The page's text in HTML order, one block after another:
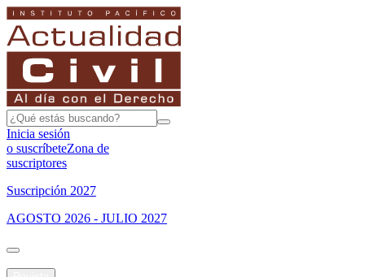
Inicia sesión
o suscríbeteZona de
suscriptores
Suscripción 2027
AGOSTO 2026 - JULIO 2027